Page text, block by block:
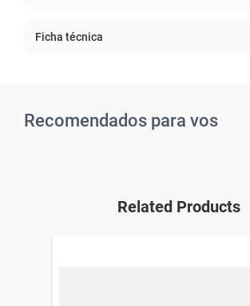
Ficha técnica
Recomendados para vos
Related Products